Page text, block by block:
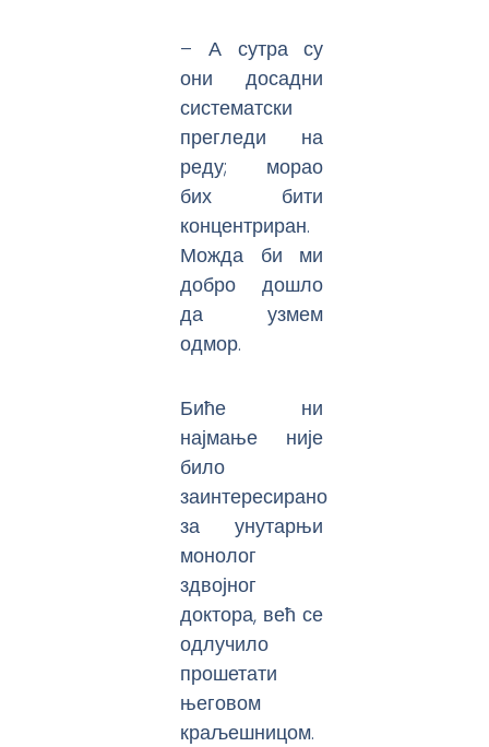
– А сутра су
они досадни
систематски
прегледи на
реду; морао
бих бити
концентриран.
Можда би ми
добро дошло
да узмем
одмор.
Биће ни
најмање није
било
заинтересирано
за унутарњи
монолог
здвојног
доктора, већ се
одлучило
прошетати
његовом
краљешницом.